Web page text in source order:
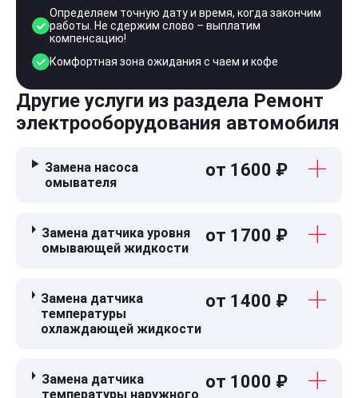
Определяем точную дату и время, когда закончим
работы. Не сдержим слово – выплатим
компенсацию!
Комфортная зона ожидания с чаем и кофе
Другие услуги из раздела Ремонт
электрооборудования автомобиля
Замена насоса
омывателя
от 1600 ₽
Замена датчика уровня
омывающей жидкости
от 1700 ₽
Замена датчика
температуры
охлаждающей жидкости
от 1400 ₽
Замена датчика
температуры наружного
от 1000 ₽